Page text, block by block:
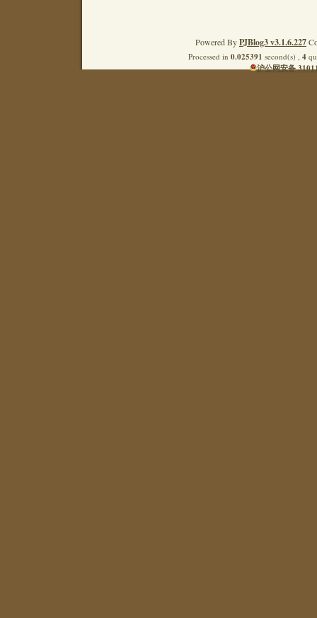
Powered ByPJBlog3 v3.1.6.227
Processed in 0.025391 second(s) , 4
沪公网安备